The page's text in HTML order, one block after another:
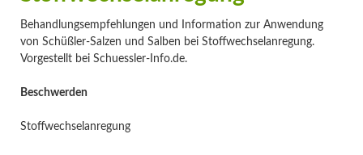
Behandlungsempfehlungen und Information zur Anwendung
von Schüßler-Salzen und Salben bei Stoffwechselanregung.
Vorgestellt bei Schuessler-Info.de.
Beschwerden
Stoffwechselanregung